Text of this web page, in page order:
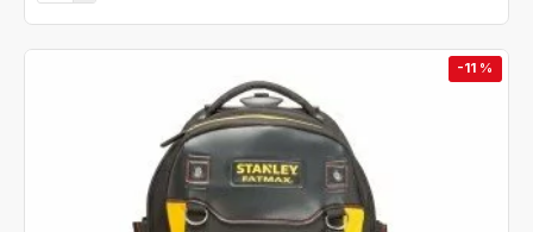
-11 %